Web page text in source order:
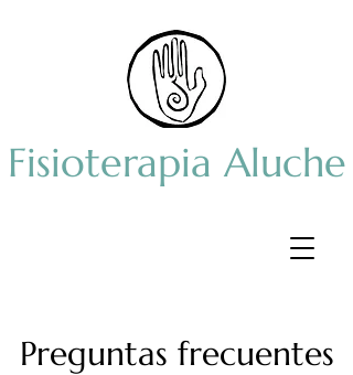
Fisioterapia Aluche
Preguntas frecuentes